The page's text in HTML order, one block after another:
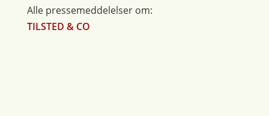
Alle pressemeddelelser om:
TILSTED & CO